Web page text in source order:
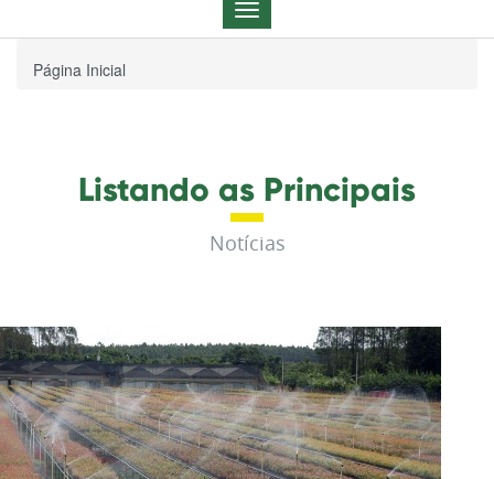
Menu
de
Página Inicial
Listando as Principais
Notícias